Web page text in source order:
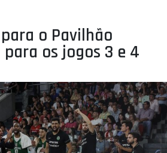
o Pavilhão
os jogos 3 e 4